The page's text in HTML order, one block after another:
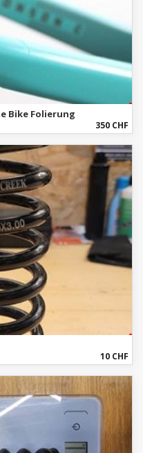
Bike Folierung
350 CHF
10 CHF